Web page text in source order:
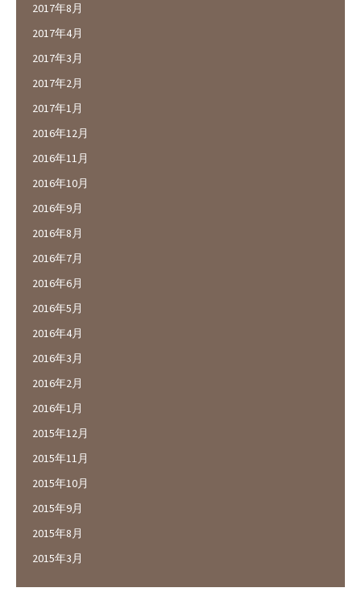
2017年8月
2017年4月
2017年3月
2017年2月
2017年1月
2016年12月
2016年11月
2016年10月
2016年9月
2016年8月
2016年7月
2016年6月
2016年5月
2016年4月
2016年3月
2016年2月
2016年1月
2015年12月
2015年11月
2015年10月
2015年9月
2015年8月
2015年3月